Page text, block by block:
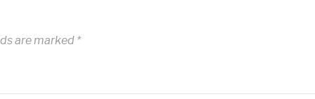
are marked *